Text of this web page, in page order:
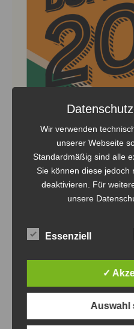
Bombas-Cup Von
diesjährigen Bombas-Cup
letzten Jahr findet Ihr hier
Channel. Es ist ein Mixed-
mindestens 2 Frauen
Wir verwenden
unserer Webseite
Standardmäßig sind alle
Sie können diese jedoch
deaktivieren. Für
unsere
Essenziell
✓
Auswahl